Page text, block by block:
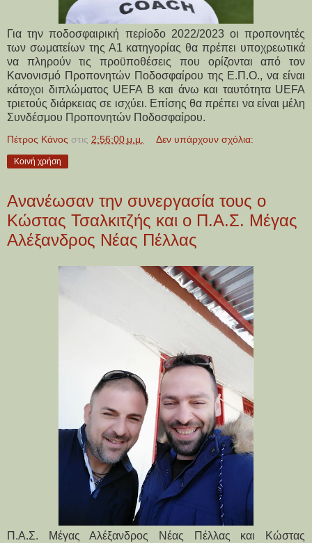
Για την ποδοσφαιρική περίοδο 2022/2023 οι προπονητές
των σωματείων της Α1 κατηγορίας θα πρέπει υποχρεωτικά
να πληρούν τις προϋποθέσεις που ορίζονται από τον
Κανονισμό Προπονητών Ποδοσφαίρου της Ε.Π.Ο., να είναι
κάτοχοι διπλώματος UEFA B και άνω και ταυτότητα UEFA
τριετούς διάρκειας σε ισχύει. Επίσης θα πρέπει να είναι μέλη
Συνδέσμου Προπονητών Ποδοσφαίρου.
Πέτρος Κάνος στις 2:56:00 μ.μ. Δεν υπάρχουν σχόλια:
Κοινή χρήση
Ανανέωσαν την συνεργασία τους ο
Κώστας Τσαλκιτζής και ο Π.Α.Σ. Μέγας
Αλέξανδρος Νέας Πέλλας
Π.Α.Σ. Μέγας Αλέξανδρος Νέας Πέλλας και Κώστας